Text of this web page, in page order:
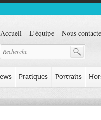
Accueil L’équipe Nous
Pratiques Portraits